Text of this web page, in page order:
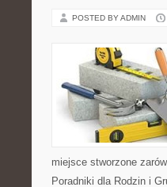
POSTED BY ADMIN
miejsce stworzone
Poradniki dla Rodzin i